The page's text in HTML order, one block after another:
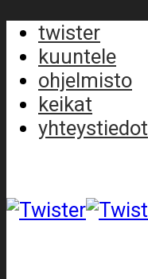
twister
kuuntele
ohjelmisto
keikat
yhteystiedot